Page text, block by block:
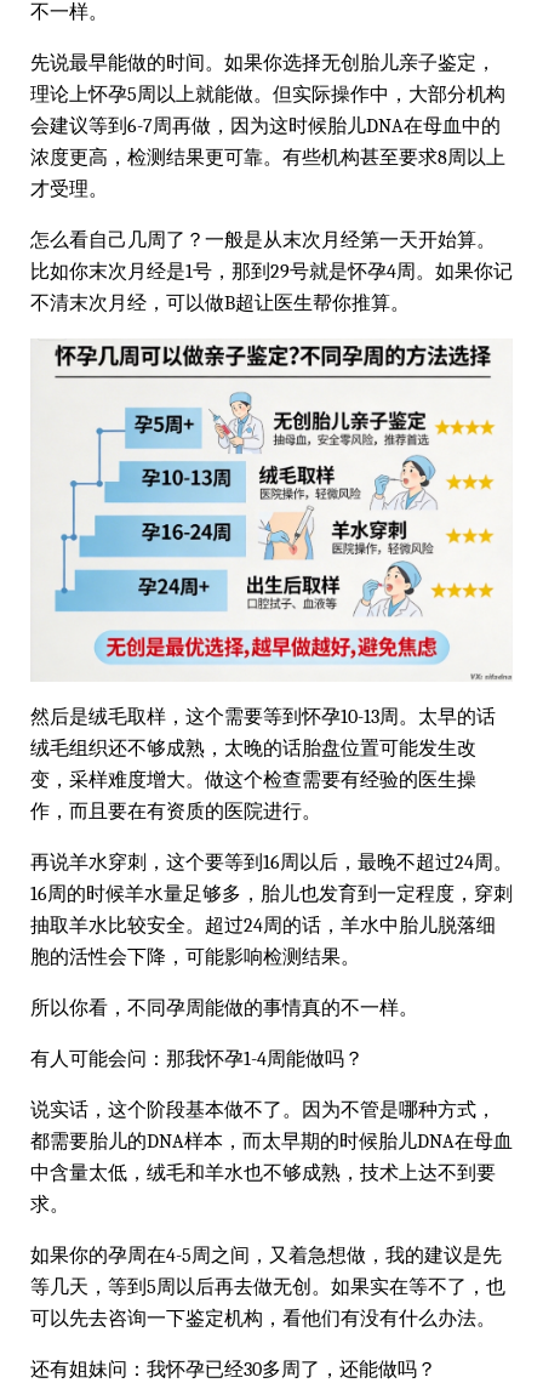
不一样。
先说最早能做的时间。如果你选择无创胎儿亲子鉴定，
理论上怀孕5周以上就能做。但实际操作中，大部分机构
会建议等到6-7周再做，因为这时候胎儿DNA在母血中的
浓度更高，检测结果更可靠。有些机构甚至要求8周以上
才受理。
怎么看自己几周了？一般是从末次月经第一天开始算。
比如你末次月经是1号，那到29号就是怀孕4周。如果你记
不清末次月经，可以做B超让医生帮你推算。
然后是绒毛取样，这个需要等到怀孕10-13周。太早的话
绒毛组织还不够成熟，太晚的话胎盘位置可能发生改
变，采样难度增大。做这个检查需要有经验的医生操
作，而且要在有资质的医院进行。
再说羊水穿刺，这个要等到16周以后，最晚不超过24周。
16周的时候羊水量足够多，胎儿也发育到一定程度，穿刺
抽取羊水比较安全。超过24周的话，羊水中胎儿脱落细
胞的活性会下降，可能影响检测结果。
所以你看，不同孕周能做的事情真的不一样。
有人可能会问：那我怀孕1-4周能做吗？
说实话，这个阶段基本做不了。因为不管是哪种方式，
都需要胎儿的DNA样本，而太早期的时候胎儿DNA在母血
中含量太低，绒毛和羊水也不够成熟，技术上达不到要
求。
如果你的孕周在4-5周之间，又着急想做，我的建议是先
等几天，等到5周以后再去做无创。如果实在等不了，也
可以先去咨询一下鉴定机构，看他们有没有什么办法。
还有姐妹问：我怀孕已经30多周了，还能做吗？